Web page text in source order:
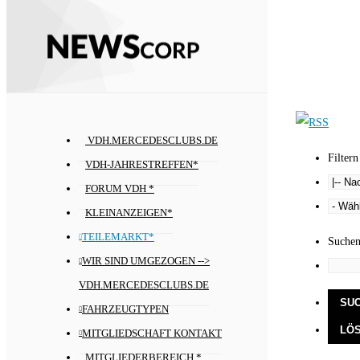
VDH.MERCEDESCLUBS.DE
VDH-JAHRESTREFFEN*
FORUM VDH *
KLEINANZEIGEN*
TEILEMARKT*
WIR SIND UMGEZOGEN -->
VDH.MERCEDESCLUBS.DE
FAHRZEUGTYPEN
MITGLIEDSCHAFT KONTAKT
MITGLIEDERBEREICH *
Filtern
Suchen